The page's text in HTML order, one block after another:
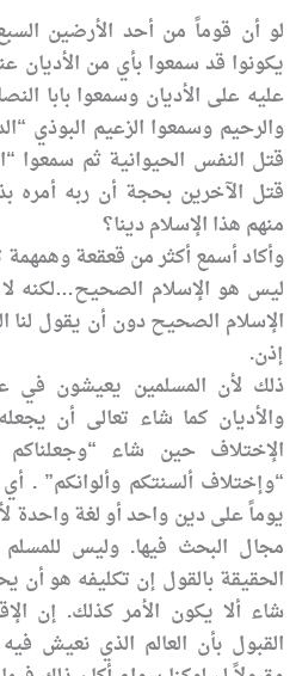
لو أن قوماً من أحد الأرضين
يكونوا قد سمعوا بأي من الأديان
عليه على الأديان وسمعوا بابا
والرحيم وسمعوا الزعيم البوذي
قتل النفس الحيوانية ثم سمعوا
قتل الآخرين بحجة أن ربه أمره
منهم هذا الإسلام دينا؟
وأكاد أسمع أكثر من قعقعة وهمهمة
ليس هو الإسلام الصحيح…لكنه
الإسلام الصحيح دون أن يقول لنا
إذن.
ذلك لأن المسلمين يعيشون في
والأديان كما شاء تعالى أن
الإختلاف حين شاء “وجعلناكم
“وإختلاف ألسنتكم وألوانكم” .
يوماً على دين واحد أو لغة واحدة
مجال البحث فيها. وليس
الحقيقة بالقول إن تكليفه هو أن
شاء ألا يكون الأمر كذلك. إن
القبول بأن العالم الذي نعيش